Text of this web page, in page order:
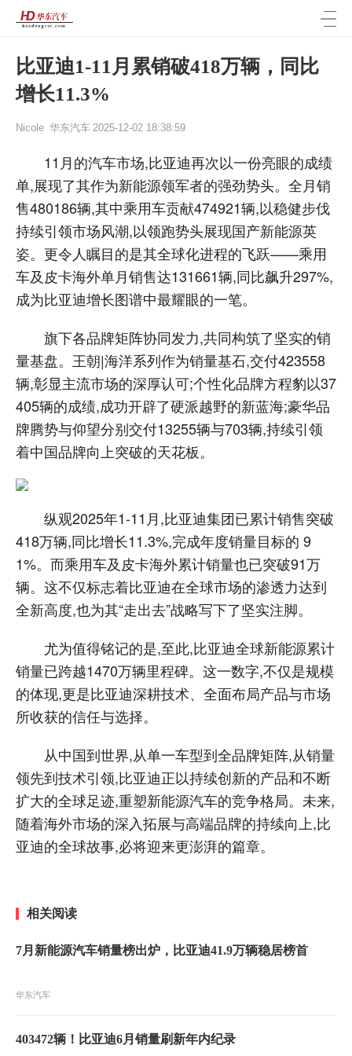
比亚迪1-11月累销破418万辆，同比
增长11.3%
Nicole 华东汽车 2025-12-02 18:38:59
11月的汽车市场,比亚迪再次以一份亮眼的成绩
单,展现了其作为新能源领军者的强劲势头。全月销
售480186辆,其中乘用车贡献474921辆,以稳健步伐
持续引领市场风潮,以领跑势头展现国产新能源英
姿。更令人瞩目的是其全球化进程的飞跃——乘用
车及皮卡海外单月销售达131661辆,同比飙升297%,
成为比亚迪增长图谱中最耀眼的一笔。
旗下各品牌矩阵协同发力,共同构筑了坚实的销
量基盘。王朝|海洋系列作为销量基石,交付423558
辆,彰显主流市场的深厚认可;个性化品牌方程豹以37
405辆的成绩,成功开辟了硬派越野的新蓝海;豪华品
牌腾势与仰望分别交付13255辆与703辆,持续引领
着中国品牌向上突破的天花板。
纵观2025年1-11月,比亚迪集团已累计销售突破
418万辆,同比增长11.3%,完成年度销量目标的 9
1%。而乘用车及皮卡海外累计销量也已突破91万
辆。这不仅标志着比亚迪在全球市场的渗透力达到
全新高度,也为其“走出去”战略写下了坚实注脚。
尤为值得铭记的是,至此,比亚迪全球新能源累计
销量已跨越1470万辆里程碑。这一数字,不仅是规模
的体现,更是比亚迪深耕技术、全面布局产品与市场
所收获的信任与选择。
从中国到世界,从单一车型到全品牌矩阵,从销量
领先到技术引领,比亚迪正以持续创新的产品和不断
扩大的全球足迹,重塑新能源汽车的竞争格局。未来,
随着海外市场的深入拓展与高端品牌的持续向上,比
亚迪的全球故事,必将迎来更澎湃的篇章。
相关阅读
7月新能源汽车销量榜出炉，比亚迪41.9万辆稳居榜首
华东汽车
403472辆！比亚迪6月销量刷新年内纪录